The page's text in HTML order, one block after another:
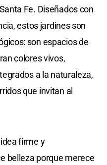
Fe. Diseñados con
estos jardines son
son espacios de
colores vivos,
a la naturaleza,
que invitan al
firme y
belleza porque merece